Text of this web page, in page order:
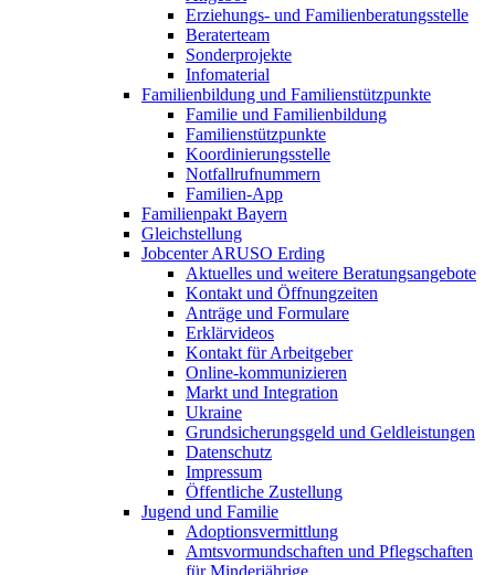
Erziehungs- und Familienberatungsstelle
Beraterteam
Sonderprojekte
Infomaterial
Familienbildung und Familienstützpunkte
Familie und Familienbildung
Familienstützpunkte
Koordinierungsstelle
Notfallrufnummern
Familien-App
Familienpakt Bayern
Gleichstellung
Jobcenter ARUSO Erding
Aktuelles und weitere Beratungsangebote
Kontakt und Öffnungzeiten
Anträge und Formulare
Erklärvideos
Kontakt für Arbeitgeber
Online-kommunizieren
Markt und Integration
Ukraine
Grundsicherungsgeld und Geldleistungen
Datenschutz
Impressum
Öffentliche Zustellung
Jugend und Familie
Adoptionsvermittlung
Amtsvormundschaften und Pflegschaften
für Minderjährige